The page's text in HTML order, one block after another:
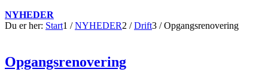
NYHEDER
Du er her: Start1 / NYHEDER2 / Drift3 / Opgangsrenovering
Opgangsrenovering